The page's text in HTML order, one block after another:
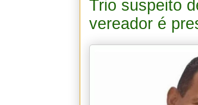
Trio suspeito
vereador é